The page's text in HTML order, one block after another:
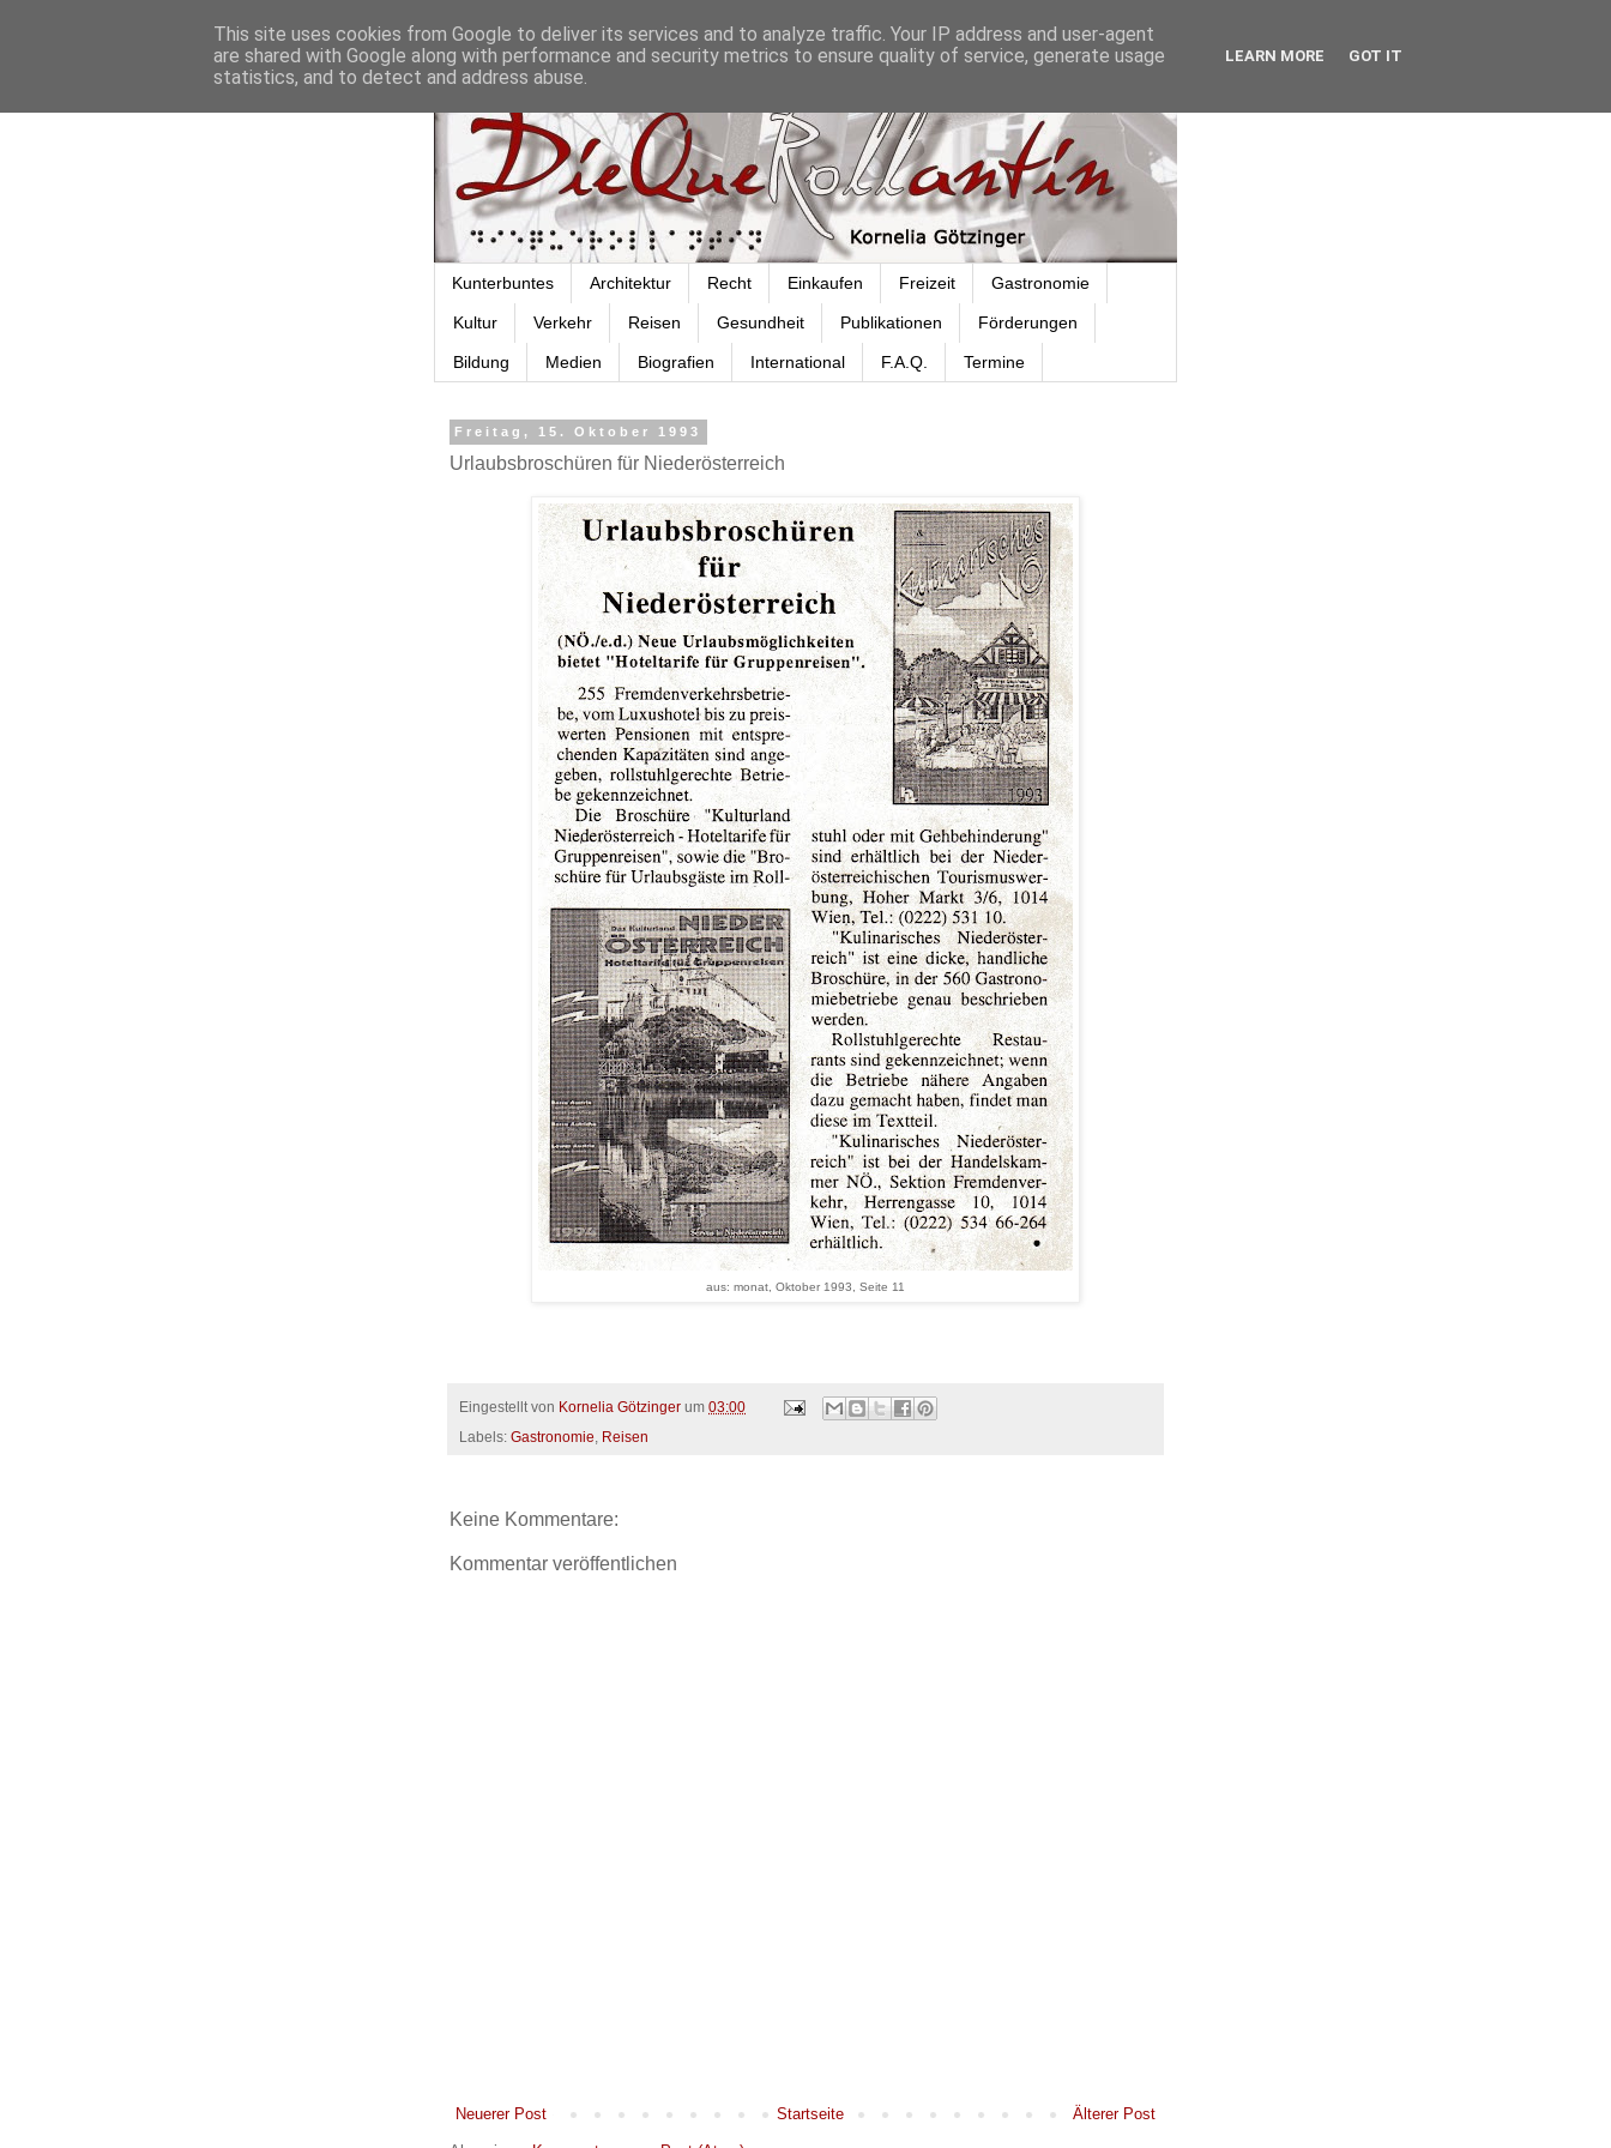
Kunterbuntes Architektur Recht Einkaufen Freizeit Gastronomie
Kultur Verkehr Reisen Gesundheit Publikationen Förderungen
Bildung Medien Biografien International F.A.Q. Termine
Freitag, 15. Oktober 1993
Urlaubsbroschüren für Niederösterreich
aus: monat, Oktober 1993, Seite 11
Eingestellt von Kornelia Götzinger um 03:00
Labels: Gastronomie Reisen
Keine Kommentare:
Kommentar veröffentlichen
Neuerer Post Älterer Post
Startseite
This site uses cookies from Google to deliver its services and to analyze traffic. Your IP address and user-agent
are shared with Google along with performance and security metrics to ensure quality of service, generate usage
statistics, and to detect and address abuse.
LEARN MORE GOT IT